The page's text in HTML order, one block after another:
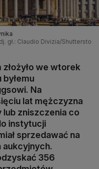
gł.: Claudio Divizia/Shutterstock
we wtorek
Na
lat mężczyzna
lub zniszczenia co
instytucji
sprzedawać na
356